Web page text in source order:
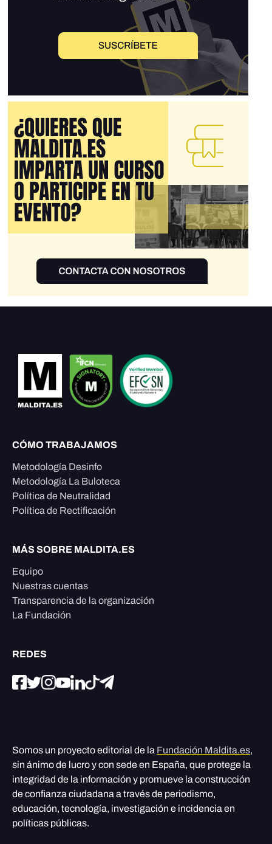
CÓMO TRABAJAMOS
Metodología Desinfo
Metodología La Buloteca
Política de Neutralidad
Política de Rectificación
MÁS SOBRE MALDITA.ES
Equipo
Nuestras cuentas
Transparencia de la organización
La Fundación
REDES
Somos un proyecto editorial de la Fundación Maldita.es,
sin ánimo de lucro y con sede en España, que protege la
integridad de la información y promueve la construcción
de confianza ciudadana a través de periodismo,
educación, tecnología, investigación e incidencia en
políticas públicas.